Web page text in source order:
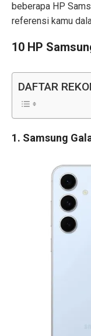
beberapa HP
referensi kamu
10 HP
DAFTAR
1. Samsung